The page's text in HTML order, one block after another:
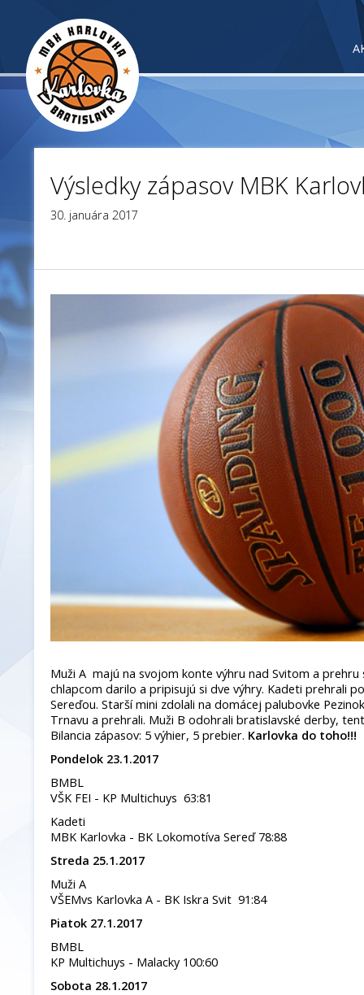
Výsledky zápasov MBK
30. januára 2017
Muži A majú na svojom konte výhru nad Svitom a prehru
chlapcom darilo a pripisujú si dve výhry. Kadeti prehrali
Sereďou. Starší mini zdolali na domácej palubovke
Trnavu a prehrali. Muži B odohrali bratislavské derby,
Bilancia zápasov: 5 výhier, 5 prebier. Karlovka do toho!!!
Pondelok 23.1.2017
BMBL
VŠK FEI - KP Multichuys 63:81
Kadeti
MBK Karlovka - BK Lokomotíva Sereď 78:88
Streda 25.1.2017
Muži A
VŠEMvs Karlovka A - BK Iskra Svit 91:84
Piatok 27.1.2017
BMBL
KP Multichuys - Malacky 100:60
Sobota 28.1.2017